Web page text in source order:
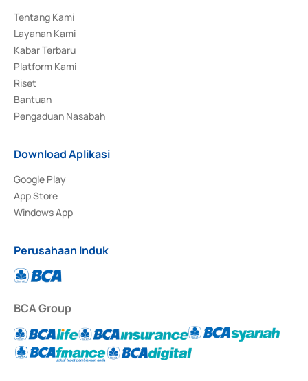
Tentang Kami
Layanan Kami
Kabar Terbaru
Platform Kami
Riset
Bantuan
Pengaduan Nasabah
Download Aplikasi
Google Play
App Store
Windows App
Perusahaan Induk
BCA Group